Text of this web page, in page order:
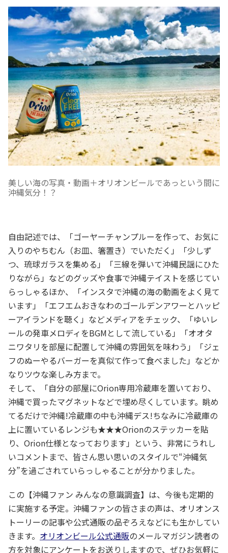
美しい海の写真・動画＋オリオンビールであっという間に
沖縄気分！？
自由記述では、「ゴーヤーチャンプルーを作って、お気に
入りのやちむん（お皿、箸置き）でいただく」「少しず
つ、琉球ガラスを集める」「三線を弾いて沖縄民謡にひた
りながら」などのグッズや食事で沖縄テイストを感じてい
らっしゃるほか、「インスタで沖縄の海の動画をよく見て
います」「エフエムおきなわのゴールデンアワーとハッピ
ーアイランドを聴く」などメディアをチェック、「ゆいレ
ールの発車メロディをBGMとして流している」「オオタ
ニワタリを部屋に配置して沖縄の雰囲気を味わう」「ジェ
フのぬーやるバーガーを真似て作って食べました」などか
なりツウな楽しみ方まで。
そして、「自分の部屋にOrion専用冷蔵庫を置いており、
沖縄で買ったマグネットなどで埋め尽くしています。眺め
てるだけで沖縄!冷蔵庫の中も沖縄デス!ちなみに冷蔵庫の
上に置いているレンジも★★★Orionのステッカーを貼
り、Orion仕様となっております」という、非常にうれし
いコメントまで、皆さん思い思いのスタイルで“沖縄気
分”を過ごされていらっしゃることが分かりました。
この【沖縄ファン みんなの意識調査】は、今後も定期的
に実施する予定。沖縄ファンの皆さまの声は、オリオンス
トーリーの記事や公式通販の品ぞろえなどにも生かしてい
きます。 オリオンビール公式通販のメールマガジン読者の
方を対象にアンケートをお送りしますので、ぜひお気軽に